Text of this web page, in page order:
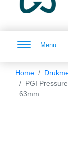
Menu
Home
PGI
63mm